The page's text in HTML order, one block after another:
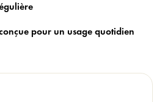
pour un usage quotidien